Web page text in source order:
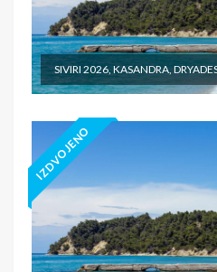
SIVIRI 2026, KASANDRA,
IZDVOJENO